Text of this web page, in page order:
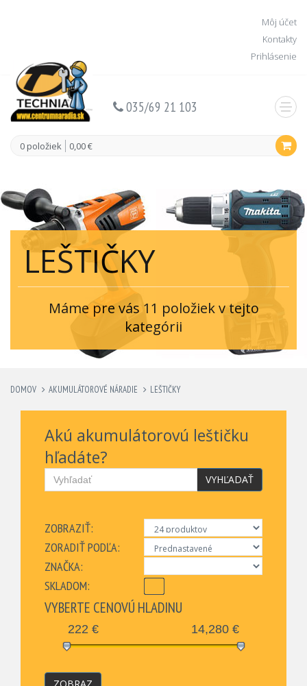
Môj účet
Kontakty
Prihlásenie
0 položiek 0,00 €
035/69 21 103
LEŠTIČKY
Máme pre vás 11 položiek v tejto
kategórii
DOMOV AKUMULÁTOROVÉ NÁRADIE LEŠTIČKY
Akú akumulátorovú leštičku
hľadáte?
VYHĽADAŤ
ZOBRAZIŤ:
ZORADIŤ PODĽA:
ZNAČKA:
SKLADOM:
VYBERTE CENOVÚ HLADINU
222 € 14,280 €